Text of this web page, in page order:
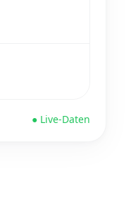
● Live-Daten